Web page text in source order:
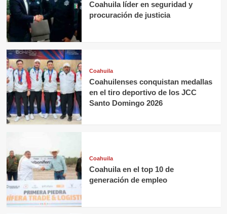
Coahuila líder en seguridad y
procuración de justicia
Coahuila
Coahuilenses conquistan medallas
en el tiro deportivo de los JCC
Santo Domingo 2026
Coahuila
Coahuila en el top 10 de
generación de empleo